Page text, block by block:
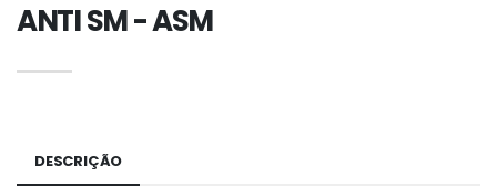
ANTI SM - ASM
DESCRIÇÃO